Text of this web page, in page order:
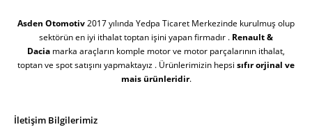
Asden Otomotiv 2017 yılında Yedpa Ticaret Merkezinde kurulmuş olup
sektörün en iyi ithalat toptan işini yapan firmadır . Renault &
Dacia marka araçların komple motor ve motor parçalarının ithalat,
toptan ve spot satışını yapmaktayız . Ürünlerimizin hepsi sıfır orjinal ve
mais ürünleridir.
İletişim Bilgilerimiz